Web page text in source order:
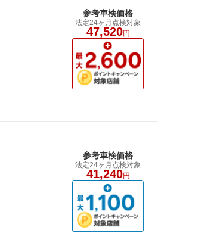
参考車検価格
法定24ヶ月点検対象
47,520円
参考車検価格
法定24ヶ月点検対象
41,240円